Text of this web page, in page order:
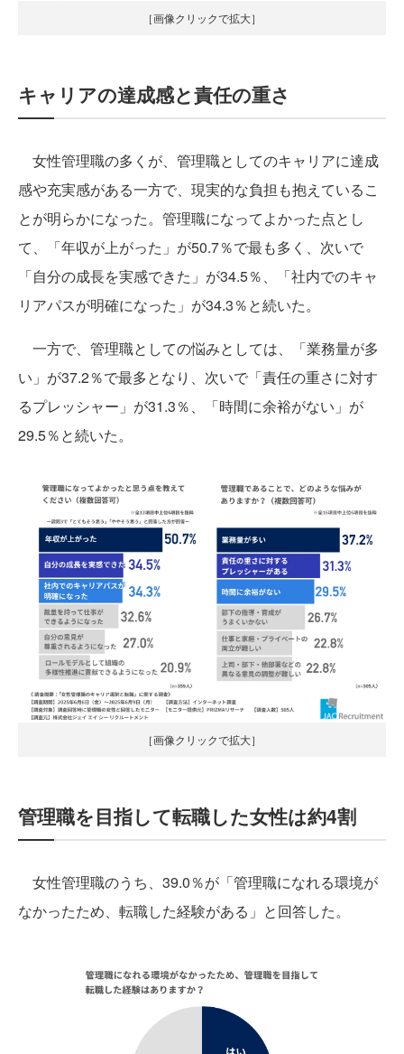
［画像クリックで拡大］
キャリアの達成感と責任の重さ
女性管理職の多くが、管理職としてのキャリアに達成
感や充実感がある一方で、現実的な負担も抱えているこ
とが明らかになった。管理職になってよかった点とし
て、「年収が上がった」が50.7％で最も多く、次いで
「自分の成長を実感できた」が34.5％、「社内でのキャ
リアパスが明確になった」が34.3％と続いた。
一方で、管理職としての悩みとしては、「業務量が多
い」が37.2％で最多となり、次いで「責任の重さに対す
るプレッシャー」が31.3％、「時間に余裕がない」が
29.5％と続いた。
［画像クリックで拡大］
管理職を目指して転職した女性は約4割
女性管理職のうち、39.0％が「管理職になれる環境が
なかったため、転職した経験がある」と回答した。